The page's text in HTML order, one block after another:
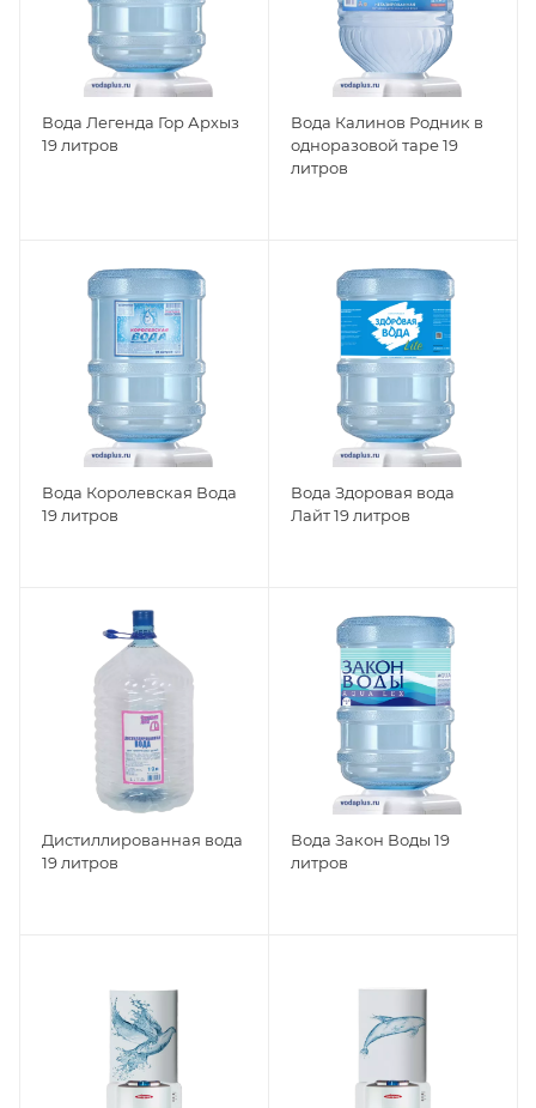
Вода Легенда Гор Архыз
19 литров
Вода Калинов Родник в
одноразовой таре 19
литров
Вода Королевская Вода
19 литров
Вода Здоровая вода
Лайт 19 литров
Дистиллированная вода
19 литров
Вода Закон Воды 19
литров